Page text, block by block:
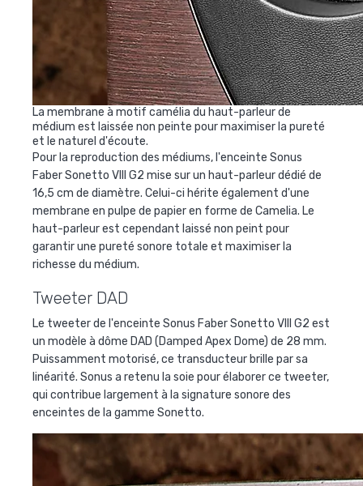
La membrane à motif camélia du haut-parleur de
médium est laissée non peinte pour maximiser la pureté
et le naturel d'écoute.
Pour la reproduction des médiums, l'enceinte Sonus
Faber Sonetto VIII G2 mise sur un haut-parleur dédié de
16,5 cm de diamètre. Celui-ci hérite également d'une
membrane en pulpe de papier en forme de Camelia. Le
haut-parleur est cependant laissé non peint pour
garantir une pureté sonore totale et maximiser la
richesse du médium.
Tweeter DAD
Le tweeter de l'enceinte Sonus Faber Sonetto VIII G2 est
un modèle à dôme DAD (Damped Apex Dome) de 28 mm.
Puissamment motorisé, ce transducteur brille par sa
linéarité. Sonus a retenu la soie pour élaborer ce tweeter,
qui contribue largement à la signature sonore des
enceintes de la gamme Sonetto.